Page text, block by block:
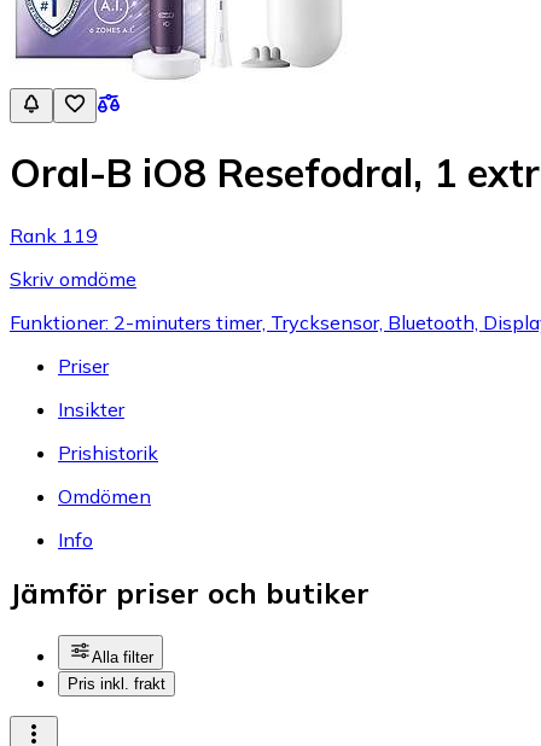
Oral-B iO8 Resefodral, 1
Rank 119
Skriv omdöme
Funktioner: 2-minuters timer, Trycksensor, Bluetooth,
Priser
Insikter
Prishistorik
Omdömen
Info
Jämför priser och butiker
Alla filter
Pris inkl. frakt